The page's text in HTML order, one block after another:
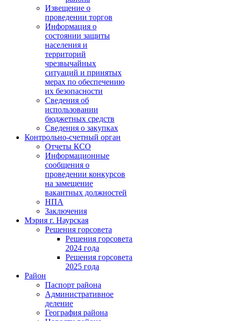
Извещение о
проведении торгов
Информация о
состоянии защиты
населения и
территорий
чрезвычайных
ситуаций и принятых
мерах по обеспечению
их безопасности
Сведения об
использовании
бюджетных средств
Сведения о закупках
Контрольно-счетный орган
Отчеты КСО
Информационные
сообщения о
проведении конкурсов
на замещение
вакантных должностей
НПА
Заключения
Мэрия г. Наурская
Решения горсовета
Решения горсовета
2024 года
Решения горсовета
2025 года
Район
Паспорт района
Административное
деление
География района